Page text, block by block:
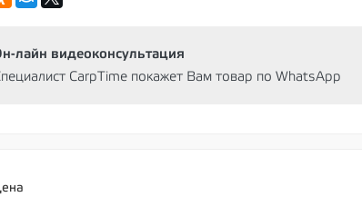
лайн видеоконсультация
CarpTime покажет Вам товар по WhatsApp